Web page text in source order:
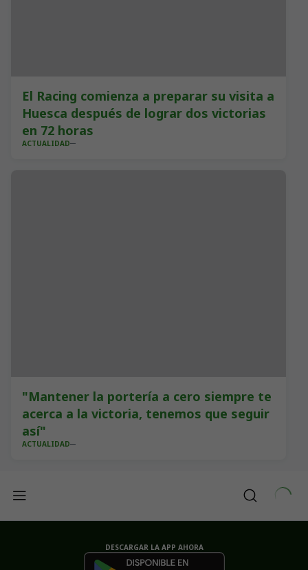
El Racing comienza a preparar su visita a
Huesca después de lograr dos victorias
en 72 horas
ACTUALIDAD
"Mantener la portería a cero siempre te
acerca a la victoria, tenemos que seguir
así"
ACTUALIDAD
DESCARGAR LA APP AHORA